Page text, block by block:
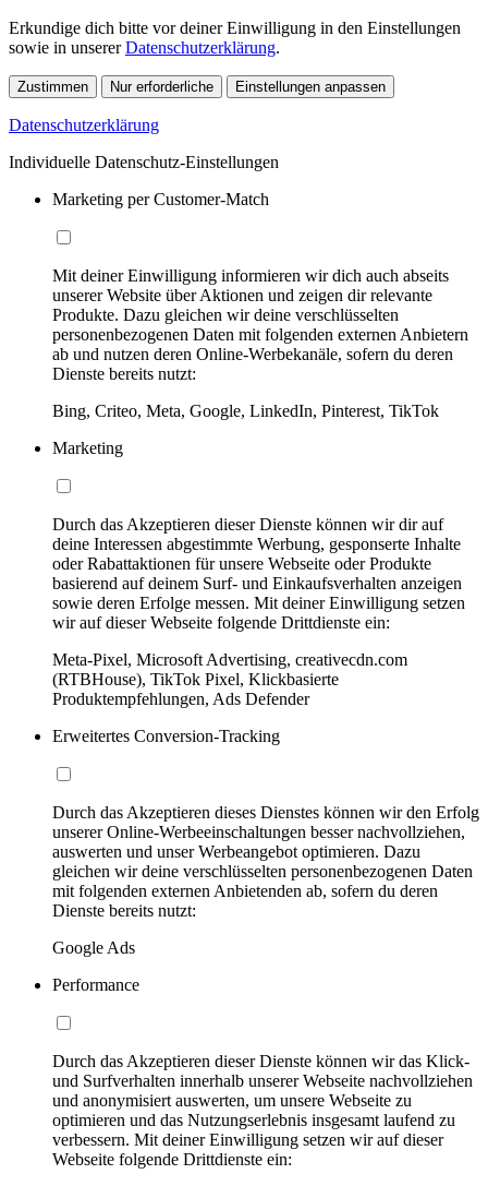
Erkundige dich bitte vor deiner Einwilligung in den Einstellungen
sowie in unsererDatenschutzerklärung.
Zustimmen Nur erforderliche Einstellungen anpassen
Datenschutzerklärung
Individuelle Datenschutz-Einstellungen
Marketing per Customer-Match
Mit deiner Einwilligung informieren wir dich auch abseits
unserer Website über Aktionen und zeigen dir relevante
Produkte. Dazu gleichen wir deine verschlüsselten
personenbezogenen Daten mit folgenden externen Anbietern
ab und nutzen deren Online-Werbekanäle, sofern du deren
Dienste bereits nutzt:
Bing, Criteo, Meta, Google, LinkedIn, Pinterest, TikTok
Marketing
Durch das Akzeptieren dieser Dienste können wir dir auf
deine Interessen abgestimmte Werbung, gesponserte Inhalte
oder Rabattaktionen für unsere Webseite oder Produkte
basierend auf deinem Surf- und Einkaufsverhalten anzeigen
sowie deren Erfolge messen. Mit deiner Einwilligung setzen
wir auf dieser Webseite folgende Drittdienste ein:
Meta-Pixel, Microsoft Advertising, creativecdn.com
(RTBHouse), TikTok Pixel, Klickbasierte
Produktempfehlungen, Ads Defender
Erweitertes Conversion-Tracking
Durch das Akzeptieren dieses Dienstes können wir den Erfolg
unserer Online-Werbeeinschaltungen besser nachvollziehen,
auswerten und unser Werbeangebot optimieren. Dazu
gleichen wir deine verschlüsselten personenbezogenen Daten
mit folgenden externen Anbietenden ab, sofern du deren
Dienste bereits nutzt:
Google Ads
Performance
Durch das Akzeptieren dieser Dienste können wir das Klick-
und Surfverhalten innerhalb unserer Webseite nachvollziehen
und anonymisiert auswerten, um unsere Webseite zu
optimieren und das Nutzungserlebnis insgesamt laufend zu
verbessern. Mit deiner Einwilligung setzen wir auf dieser
Webseite folgende Drittdienste ein: